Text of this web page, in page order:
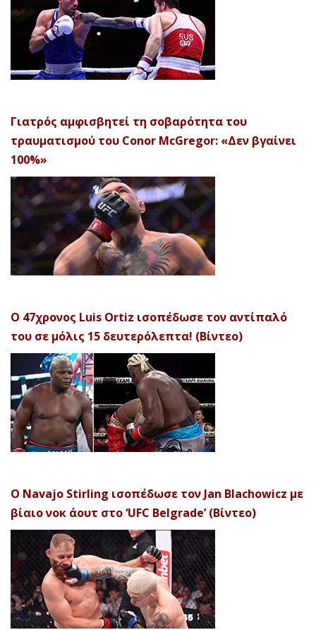
Γιατρός αμφισβητεί τη σοβαρότητα του
τραυματισμού του Conor McGregor: «Δεν βγαίνει
100%»
Ο 47χρονος Luis Ortiz ισοπέδωσε τον αντίπαλό
του σε μόλις 15 δευτερόλεπτα! (Βίντεο)
Ο Navajo Stirling ισοπέδωσε τον Jan Blachowicz με
βίαιο νοκ άουτ στο ‘UFC Belgrade’ (Βίντεο)